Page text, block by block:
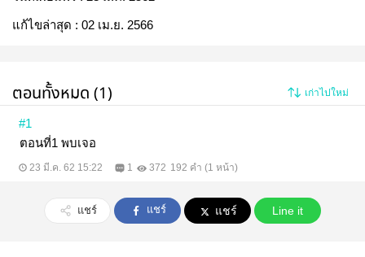
แก้ไขล่าสุด : 02 เม.ย. 2566
ตอนทั้งหมด (1) เก่าไปใหม่
#1
ตอนที่1 พบเจอ
23 มี.ค. 62 15:22 1 372 192 คำ (1 หน้า)
แชร์ แชร์ แชร์ Line it